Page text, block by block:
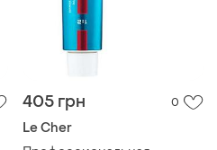
405 грн 0
Le Cher